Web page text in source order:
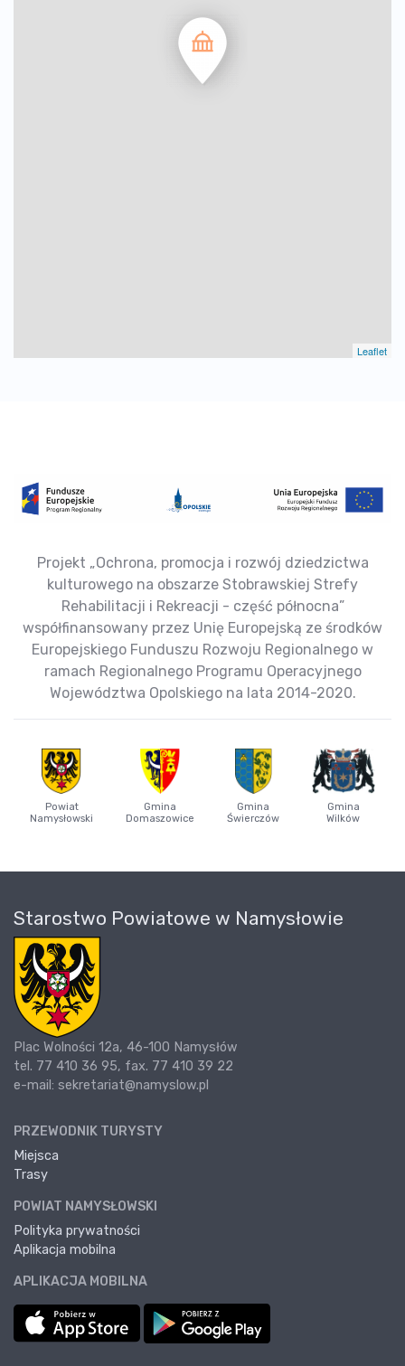
Leaflet
Projekt „Ochrona, promocja i rozwój dziedzictwa
kulturowego na obszarze Stobrawskiej Strefy
Rehabilitacji i Rekreacji - część północna”
współfinansowany przez Unię Europejską ze środków
Europejskiego Funduszu Rozwoju Regionalnego w
ramach Regionalnego Programu Operacyjnego
Województwa Opolskiego na lata 2014-2020.
Powiat
Namysłowski
Gmina
Domaszowice
Gmina
Świerczów
Gmina
Wilków
Starostwo Powiatowe w Namysłowie
Plac Wolności 12a, 46-100 Namysłów
tel. 77 410 36 95, fax. 77 410 39 22
e-mail: sekretariat@namyslow.pl
PRZEWODNIK TURYSTY
Miejsca
Trasy
POWIAT NAMYSŁOWSKI
Polityka prywatności
Aplikacja mobilna
APLIKACJA MOBILNA